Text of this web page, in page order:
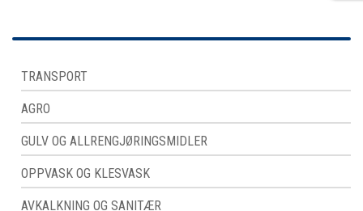
TRANSPORT
AGRO
GULV OG ALLRENGJØRINGSMIDLER
OPPVASK OG KLESVASK
AVKALKNING OG SANITÆR